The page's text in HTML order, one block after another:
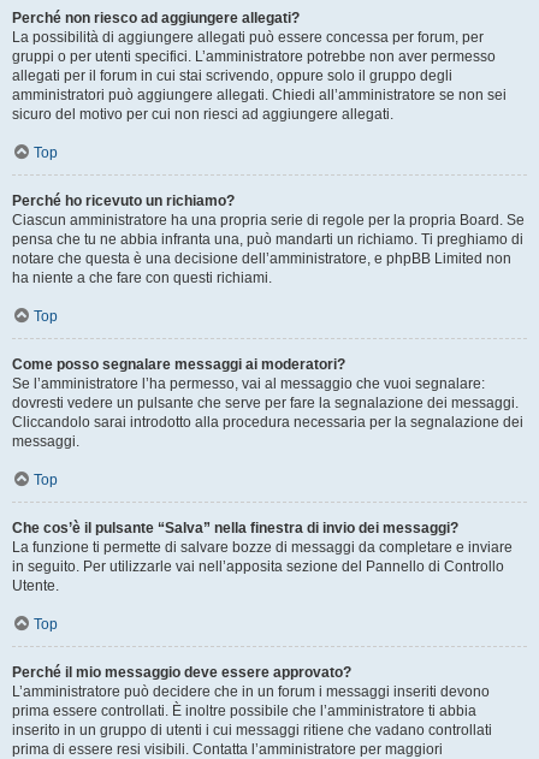
Perché non riesco ad aggiungere allegati?
La possibilità di aggiungere allegati può essere concessa per forum, per
gruppi o per utenti specifici. L’amministratore potrebbe non aver permesso
allegati per il forum in cui stai scrivendo, oppure solo il gruppo degli
amministratori può aggiungere allegati. Chiedi all’amministratore se non sei
sicuro del motivo per cui non riesci ad aggiungere allegati.
Top
Perché ho ricevuto un richiamo?
Ciascun amministratore ha una propria serie di regole per la propria Board. Se
pensa che tu ne abbia infranta una, può mandarti un richiamo. Ti preghiamo di
notare che questa è una decisione dell’amministratore, e phpBB Limited non
ha niente a che fare con questi richiami.
Top
Come posso segnalare messaggi ai moderatori?
Se l’amministratore l’ha permesso, vai al messaggio che vuoi segnalare:
dovresti vedere un pulsante che serve per fare la segnalazione dei messaggi.
Cliccandolo sarai introdotto alla procedura necessaria per la segnalazione dei
messaggi.
Top
Che cos’è il pulsante “Salva” nella finestra di invio dei messaggi?
La funzione ti permette di salvare bozze di messaggi da completare e inviare
in seguito. Per utilizzarle vai nell’apposita sezione del Pannello di Controllo
Utente.
Top
Perché il mio messaggio deve essere approvato?
L’amministratore può decidere che in un forum i messaggi inseriti devono
prima essere controllati. È inoltre possibile che l’amministratore ti abbia
inserito in un gruppo di utenti i cui messaggi ritiene che vadano controllati
prima di essere resi visibili. Contatta l’amministratore per maggiori